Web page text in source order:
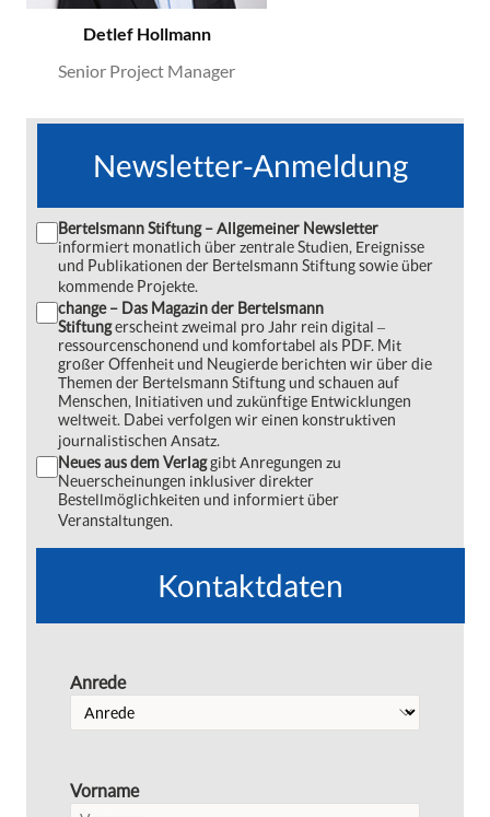
Detlef Hollmann
Senior Project Manager
Newsletter-Anmeldung
Bertelsmann Stiftung – Allgemeiner Newsletter
informiert monatlich über zentrale Studien, Ereignisse
und Publikationen der Bertelsmann Stiftung sowie über
kommende Projekte.
change – Das Magazin der Bertelsmann
Stiftungerscheint zweimal pro Jahr rein digital ‒
ressourcenschonend und komfortabel als PDF. Mit
großer Offenheit und Neugierde berichten wir über die
Themen der Bertelsmann Stiftung und schauen auf
Menschen, Initiativen und zukünftige Entwicklungen
weltweit. Dabei verfolgen wir einen konstruktiven
journalistischen Ansatz.
Neues aus dem Verlaggibt Anregungen zu
Neuerscheinungen inklusiver direkter
Bestellmöglichkeiten und informiert über
Veranstaltungen.
Kontaktdaten
Anrede
Vorname